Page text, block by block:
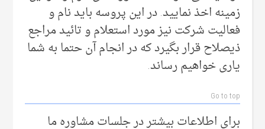
زمینه اخذ نمایید. در این پروسه باید نام و
فعالیت شرکت نیز مورد استعلام و تائید مراجع
ذیصلاح قرار بگیرد که در انجام آن حتما به شما
یاری خواهیم رساند.
Go to top
برای اطلاعات بیشتر در جلسات مشاوره ما